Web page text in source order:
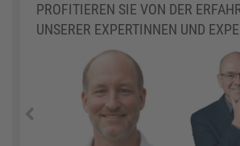
PROFITIEREN SIE VON DER
UNSERER EXPERTINNEN UND